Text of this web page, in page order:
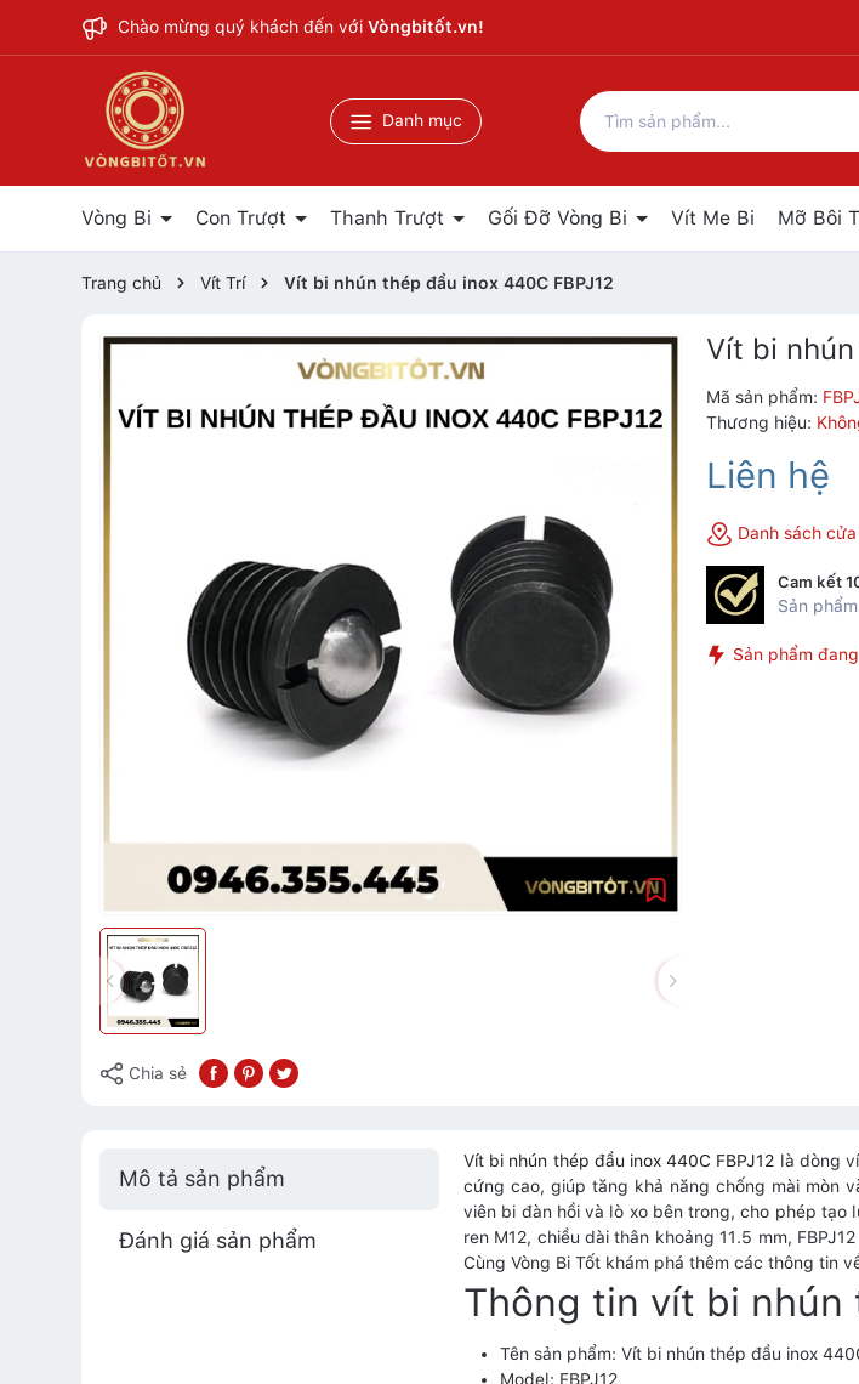
Chào mừng quý khách đến với Vòngbitốt.vn!
Danh mục
Vòng Bi Con Trượt Thanh Trượt Gối Đỡ Vòng Bi Vít Me Bi Mỡ Bôi
Trang chủ Vít Trí Vít bi nhún thép đầu inox 440C FBPJ12
Chia sẻ
Vít bi
Mã sản phẩm:
Thương hiệu:
Liên hệ
Danh sách
Cam kết
Sản
Sản phẩm
Mô tả sản phẩm
Đánh giá sản phẩm
Vít bi nhún thép đầu inox 440C FBPJ12 là dòng
cứng cao, giúp tăng khả năng chống mài mòn
viên bi đàn hồi và lò xo bên trong, cho phép
ren M12, chiều dài thân khoảng 11.5 mm,
Cùng Vòng Bi Tốt khám phá thêm các thông tin
Thông tin vít bi nhún
Tên sản phẩm: Vít bi nhún thép đầu inox
Model: FBPJ12